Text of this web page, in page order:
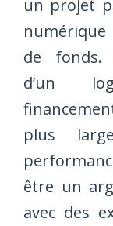
un projet
de fonds.
d’un
plus
être un
avec des